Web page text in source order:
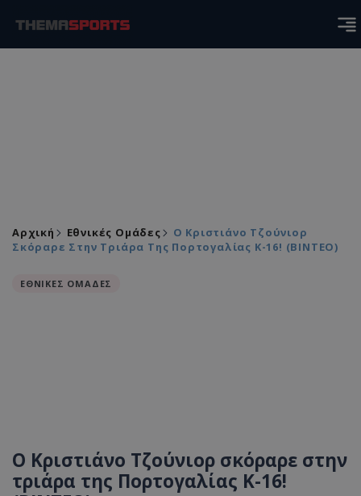
Αρχική Εθνικές Ομάδες
Ο Κριστιάνο Τζούνιορ
Σκόραρε Στην Τριάρα Της Πορτογαλίας Κ-16! (ΒΙΝΤΕΟ)
ΕΘΝΙΚΕΣ ΟΜΑΔΕΣ
Ο Κριστιάνο Τζούνιορ σκόραρε στην
τριάρα της Πορτογαλίας Κ-16!